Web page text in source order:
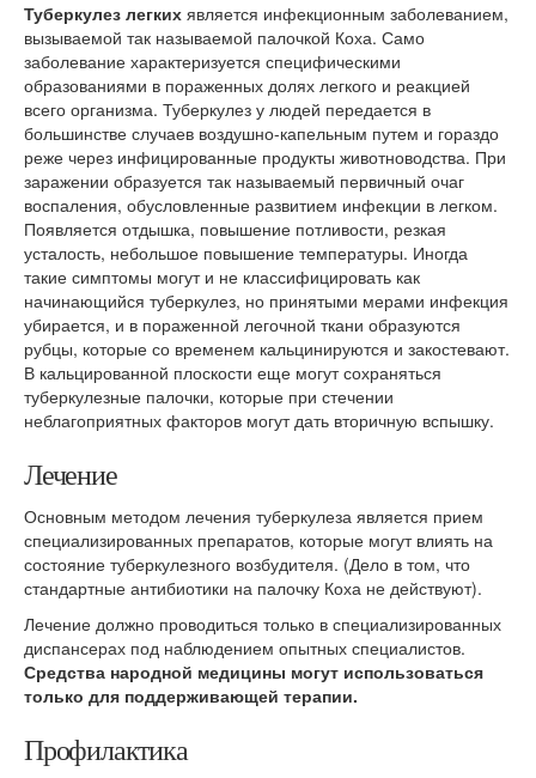
Туберкулез легких является инфекционным заболеванием,
вызываемой так называемой палочкой Коха. Само
заболевание характеризуется специфическими
образованиями в пораженных долях легкого и реакцией
всего организма. Туберкулез у людей передается в
большинстве случаев воздушно-капельным путем и гораздо
реже через инфицированные продукты животноводства. При
заражении образуется так называемый первичный очаг
воспаления, обусловленные развитием инфекции в легком.
Появляется отдышка, повышение потливости, резкая
усталость, небольшое повышение температуры. Иногда
такие симптомы могут и не классифицировать как
начинающийся туберкулез, но принятыми мерами инфекция
убирается, и в пораженной легочной ткани образуются
рубцы, которые со временем кальцинируются и закостевают.
В кальцированной плоскости еще могут сохраняться
туберкулезные палочки, которые при стечении
неблагоприятных факторов могут дать вторичную вспышку.
Лечение
Основным методом лечения туберкулеза является прием
специализированных препаратов, которые могут влиять на
состояние туберкулезного возбудителя. (Дело в том, что
стандартные антибиотики на палочку Коха не действуют).
Лечение должно проводиться только в специализированных
диспансерах под наблюдением опытных специалистов.
Средства народной медицины могут использоваться
только для поддерживающей терапии.
Профилактика